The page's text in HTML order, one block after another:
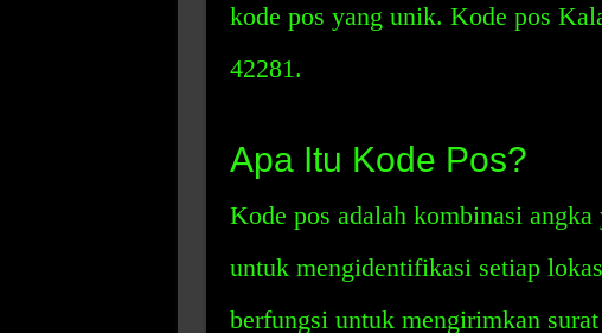
kode pos yang unik. Kode pos
42281.
Apa Itu Kode Pos?
Kode pos adalah kombinasi
untuk mengidentifikasi setiap
berfungsi untuk mengirimkan